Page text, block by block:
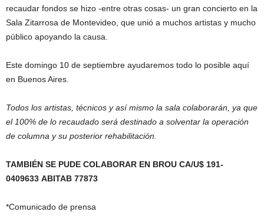
recaudar fondos se hizo -entre otras cosas- un gran concierto en la
Sala Zitarrosa de Montevideo, que unió a muchos artistas y mucho
público apoyando la causa.
Este domingo 10 de septiembre ayudaremos todo lo posible aquí
en Buenos Aires.
Todos los artistas, técnicos y así mismo la sala colaborarán, ya que
el 100% de lo recaudado será destinado a solventar la operación
de columna y su posterior rehabilitación.
TAMBIÉN SE PUDE COLABORAR EN BROU CA/U$ 191-
0409633 ABITAB 77873
*Comunicado de prensa